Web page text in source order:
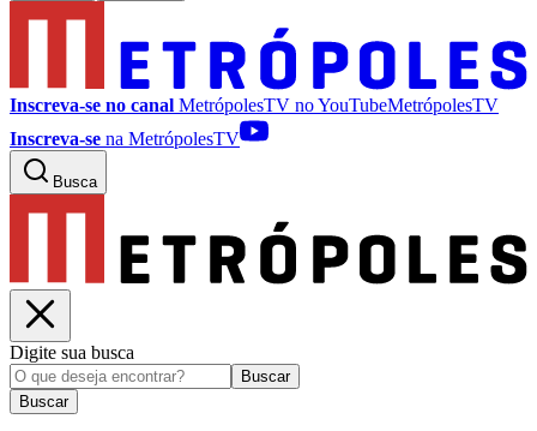
Inscreva-se no canal MetrópolesTV noYouTubeMetrópolesTV
Inscreva-se na MetrópolesTV
Busca
Digite sua busca
Buscar
Buscar